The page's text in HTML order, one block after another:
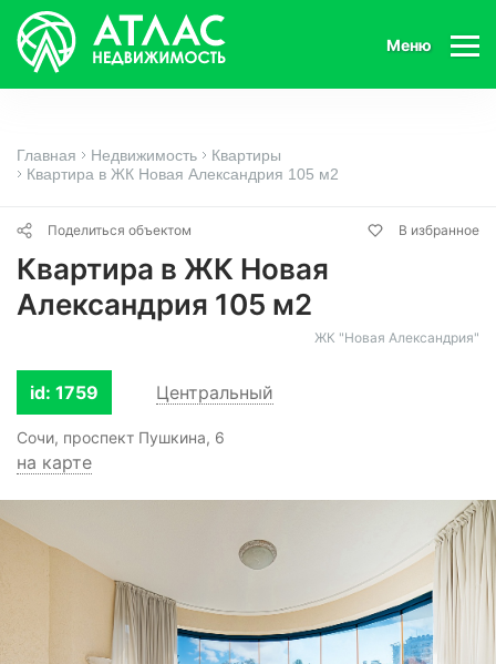
Меню
Главная Недвижимость
Квартиры
Квартира в ЖК Новая Александрия 105 м2
Поделиться объектом В избранное
Квартира в ЖК Новая
Александрия 105 м2
ЖК "Новая Александрия"
id: 1759 Центральный
Сочи, проспект Пушкина, 6
на карте